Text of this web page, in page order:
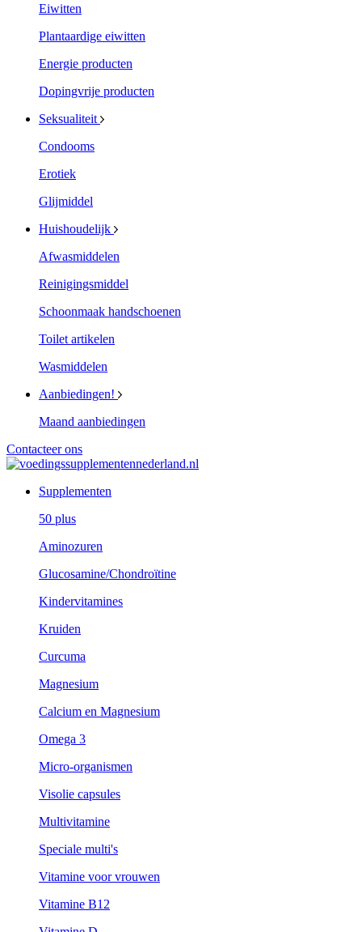
Eiwitten
Plantaardige eiwitten
Energie producten
Dopingvrije producten
Seksualiteit
Condooms
Erotiek
Glijmiddel
Huishoudelijk
Afwasmiddelen
Reinigingsmiddel
Schoonmaak handschoenen
Toilet artikelen
Wasmiddelen
Aanbiedingen!
Maand aanbiedingen
Contacteer ons
Supplementen
50 plus
Aminozuren
Glucosamine/Chondroïtine
Kindervitamines
Kruiden
Curcuma
Magnesium
Calcium en Magnesium
Omega 3
Micro-organismen
Visolie capsules
Multivitamine
Speciale multi's
Vitamine voor vrouwen
Vitamine B12